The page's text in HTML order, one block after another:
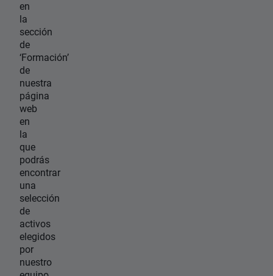
en
la
sección
de
‘Formación’
de
nuestra
página
web
en
la
que
podrás
encontrar
una
selección
de
activos
elegidos
por
nuestro